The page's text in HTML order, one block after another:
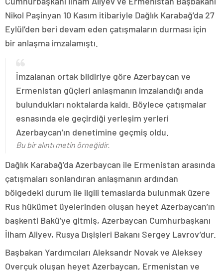
Nikol Paşinyan 10 Kasım itibariyle Dağlık Karabağ’da 27
Eylül’den beri devam eden çatışmaların durması için
bir anlaşma imzalamıştı.
İmzalanan ortak bildiriye göre Azerbaycan ve
Ermenistan güçleri anlaşmanın imzalandığı anda
bulundukları noktalarda kaldı. Böylece çatışmalar
esnasında ele geçirdiği yerleşim yerleri
Azerbaycan’ın denetimine geçmiş oldu.
Bu bir alıntı metin örneğidir.
Dağlık Karabağ’da Azerbaycan ile Ermenistan arasında
çatışmaları sonlandıran anlaşmanın ardından
bölgedeki durum ile ilgili temaslarda bulunmak üzere
Rus hükümet üyelerinden oluşan heyet Azerbaycan’ın
başkenti Bakü’ye gitmiş, Azerbaycan Cumhurbaşkanı
İlham Aliyev, Rusya Dışişleri Bakanı Sergey Lavrov’dur.
Başbakan Yardımcıları Aleksandr Novak ve Aleksey
Overçuk oluşan heyet Azerbaycan, Ermenistan ve